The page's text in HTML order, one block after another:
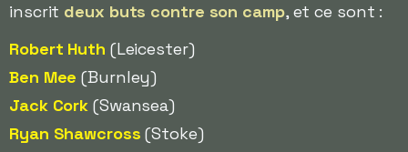
inscrit deux buts contre son camp, et ce sont :
Robert Huth (Leicester)
Ben Mee (Burnley)
Jack Cork (Swansea)
Ryan Shawcross (Stoke)